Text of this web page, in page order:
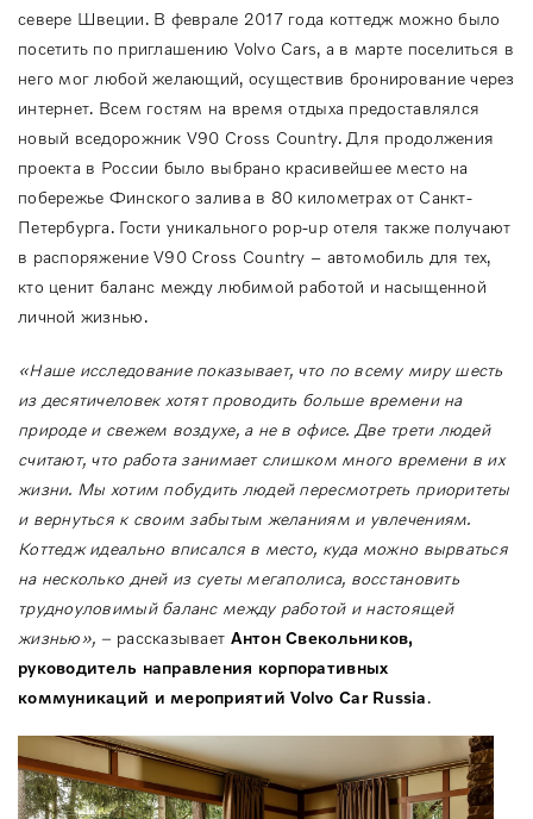
севере Швеции. В феврале 2017 года коттедж можно было
посетить по приглашению Volvo Cars, а в марте поселиться в
него мог любой желающий, осуществив бронирование через
интернет. Всем гостям на время отдыха предоставлялся
новый вседорожник V90 Cross Country. Для продолжения
проекта в России было выбрано красивейшее место на
побережье Финского залива в 80 километрах от Санкт-
Петербурга. Гости уникального pop-up отеля также получают
в распоряжение V90 Cross Country – автомобиль для тех,
кто ценит баланс между любимой работой и насыщенной
личной жизнью.
«Наше исследование показывает, что по всему миру шесть
из десятичеловек хотят проводить больше времени на
природе и свежем воздухе, а не в офисе. Две трети людей
считают, что работа занимает слишком много времени в их
жизни. Мы хотим побудить людей пересмотреть приоритеты
и вернуться к своим забытым желаниям и увлечениям.
Коттедж идеально вписался в место, куда можно вырваться
на несколько дней из суеты мегаполиса, восстановить
трудноуловимый баланс между работой и настоящей
жизнью», – рассказывает Антон Свекольников,
руководитель направления корпоративных
коммуникаций и мероприятий Volvo Car Russia.